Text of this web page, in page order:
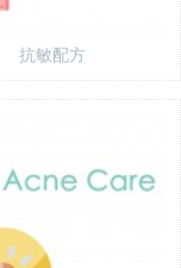
抗敏配方